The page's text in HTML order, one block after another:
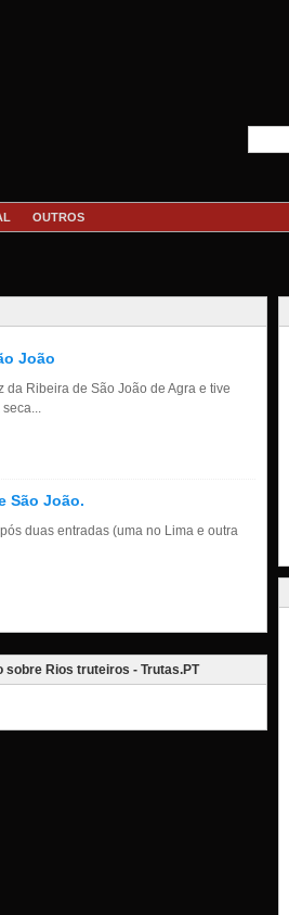
OUTROS
João
da Ribeira de São João de Agra e tive
São João.
duas entradas (uma no Lima e outra
sobre Rios truteiros - Trutas.PT